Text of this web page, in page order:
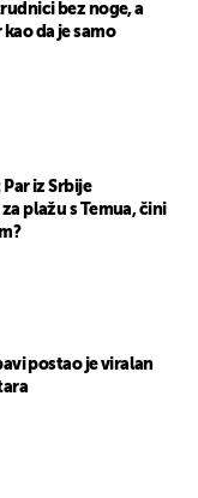
bez noge, a
da je samo
iz Srbije
plažu s Temua, čini
postao je viralan